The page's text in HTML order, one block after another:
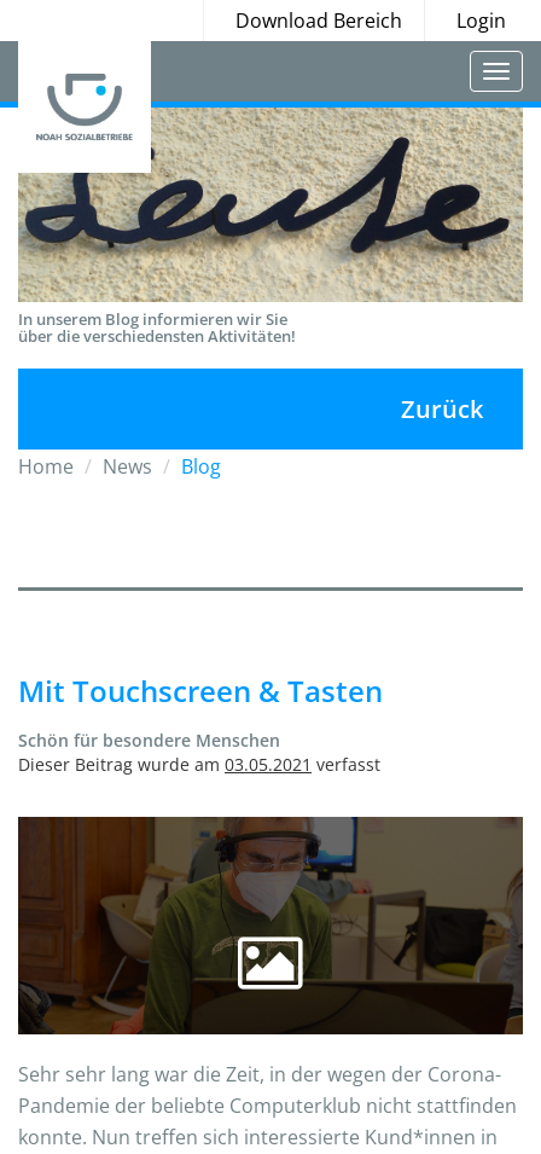
Download Bereich Login
In unserem Blog informieren wir Sie
über die verschiedensten Aktivitäten!
Zurück
Home News Blog
Mit Touchscreen & Tasten
Schön für besondere Menschen
Dieser Beitrag wurde am 03.05.2021 verfasst
Sehr sehr lang war die Zeit, in der wegen der Corona-
Pandemie der beliebte Computerklub nicht stattfinden
konnte. Nun treffen sich interessierte Kund*innen in